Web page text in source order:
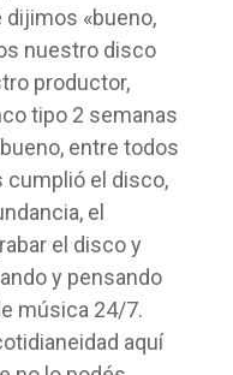
dijimos «bueno,
nuestro disco
productor,
tipo 2 semanas
bueno, entre todos
cumplió el disco,
el
el disco y
y pensando
música 24/7.
aquí